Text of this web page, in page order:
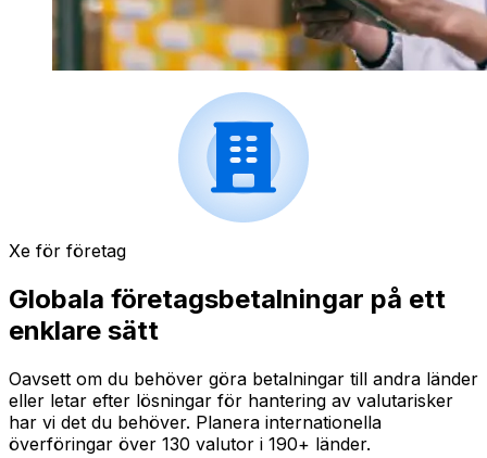
Xe för företag
Globala företagsbetalningar på ett
enklare sätt
Oavsett om du behöver göra betalningar till andra länder
eller letar efter lösningar för hantering av valutarisker
har vi det du behöver. Planera internationella
överföringar över 130 valutor i 190+ länder.